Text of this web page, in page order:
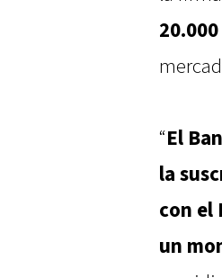
“El
la
con el
un